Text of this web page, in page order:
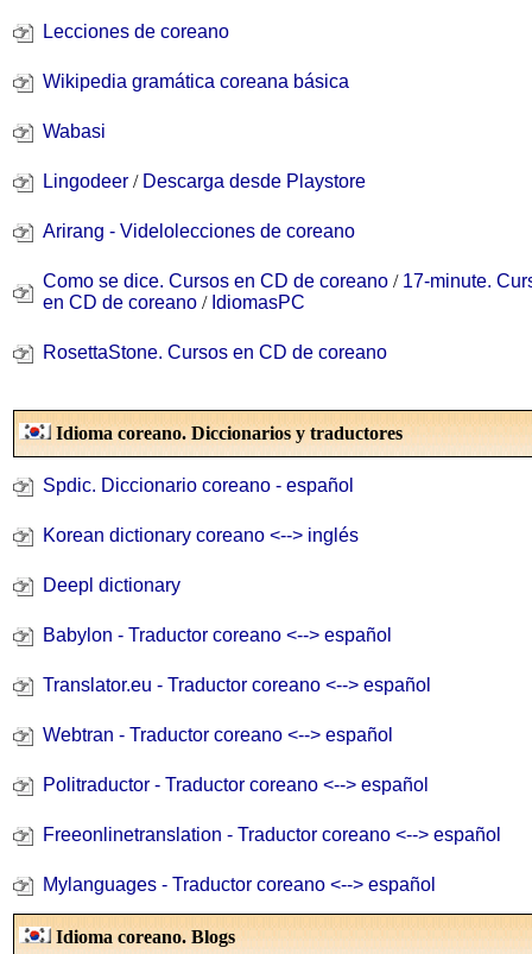
Lecciones de coreano
Wikipedia gramática coreana básica
Wabasi
Lingodeer / Descarga desde Playstore
Arirang - Videlolecciones de coreano
Como se dice. Cursos en CD de coreano / 17-minute.
en CD de coreano / IdiomasPC
RosettaStone. Cursos en CD de coreano
Idioma coreano.Diccionarios y traductores
Spdic. Diccionario coreano - español
Korean dictionary coreano <--> inglés
Deepl dictionary
Babylon - Traductor coreano <--> español
Translator.eu - Traductor coreano <--> español
Webtran - Traductor coreano <--> español
Politraductor - Traductor coreano <--> español
Freeonlinetranslation - Traductor coreano <--> español
Mylanguages - Traductor coreano <--> español
Idioma coreano. Blogs